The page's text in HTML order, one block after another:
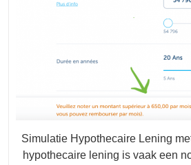
Simulatie Hypothecaire Lening met Eigen Inbreng Een
hypothecaire lening is vaak een